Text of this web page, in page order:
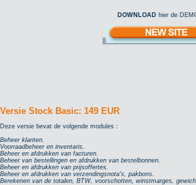
DOWNLOAD hier de
Versie Stock Basic: 149 EUR
Deze versie bevat de volgende modules :
Beheer klanten.
Voorraadbeheer en inventaris.
Beheer en afdrukken van facturen.
Beheer van bestellingen en afdrukken van bestelbonnen.
Beheer en afdrukken van prijsoffertes.
Beheer en afdrukken van verzendingsnota's, pakbons.
Berekenen van de totalen, BTW, voorschotten, winstmarges,